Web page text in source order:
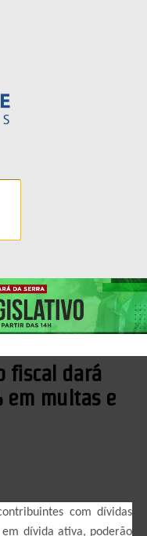
fiscal dará
em multas e
com dívidas
dívida ativa, poderão